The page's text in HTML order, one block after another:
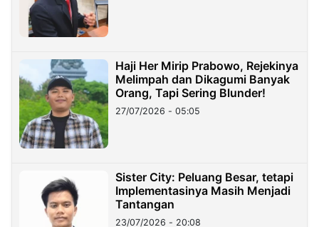
Haji Her Mirip Prabowo, Rejekinya
Melimpah dan Dikagumi Banyak
Orang, Tapi Sering Blunder!
27/07/2026 - 05:05
Sister City: Peluang Besar, tetapi
Implementasinya Masih Menjadi
Tantangan
23/07/2026 - 20:08